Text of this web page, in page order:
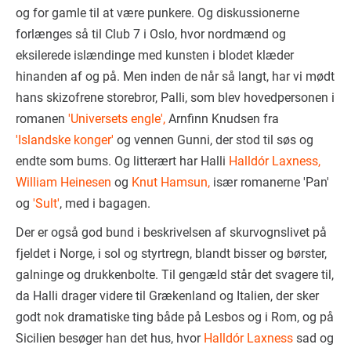
og for gamle til at være punkere. Og diskussionerne
forlænges så til Club 7 i Oslo, hvor nordmænd og
eksilerede islændinge med kunsten i blodet klæder
hinanden af og på. Men inden de når så langt, har vi mødt
hans skizofrene storebror, Palli, som blev hovedpersonen i
romanen 'Universets engle', Arnfinn Knudsen fra
'Islandske konger' og vennen Gunni, der stod til søs og
endte som bums. Og litterært har Halli Halldór Laxness,
William Heinesen og Knut Hamsun, især romanerne 'Pan'
og 'Sult', med i bagagen.
Der er også god bund i beskrivelsen af skurvognslivet på
fjeldet i Norge, i sol og styrtregn, blandt bisser og børster,
galninge og drukkenbolte. Til gengæld står det svagere til,
da Halli drager videre til Grækenland og Italien, der sker
godt nok dramatiske ting både på Lesbos og i Rom, og på
Sicilien besøger han det hus, hvor Halldór Laxness sad og